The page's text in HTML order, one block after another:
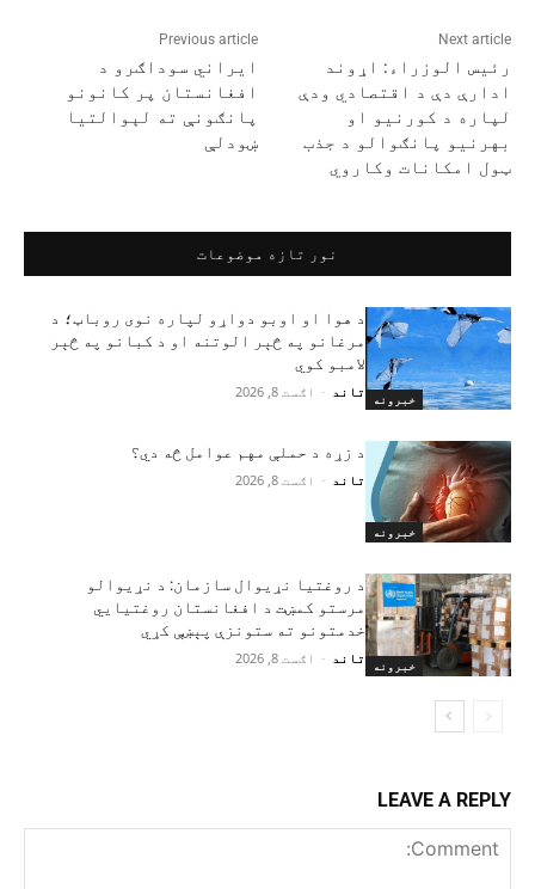
Previous article
ایراني سوداګرو د
افغانستان پر کانونو
پانګونې ته لېوالتیا
ښودلې
Next article
رئیس الوزراء: اړوند
ادارې دې د اقتصادي ودې
لپاره د کورنیو او
بهرنیو پانګوالو د جذب
ټول امکانات وکاروي
نور تازه موضوعات
خبرونه
د هوا او اوبو دواړو لپاره نوی روباټ؛ د
مرغانو په څېر الوتنه او د کبانو په څېر
لامبو کوي
تاند - اګست 8, 2026
خبرونه
د زړه د حملې مهم عوامل څه دي؟
تاند - اګست 8, 2026
خبرونه
د روغتیا نړیوال سازمان: د نړیوالو
مرستو کمښت د افغانستان روغتیايي
خدمتونو ته ستونزې پېښې کړي
تاند - اګست 8, 2026
LEAVE A REPLY